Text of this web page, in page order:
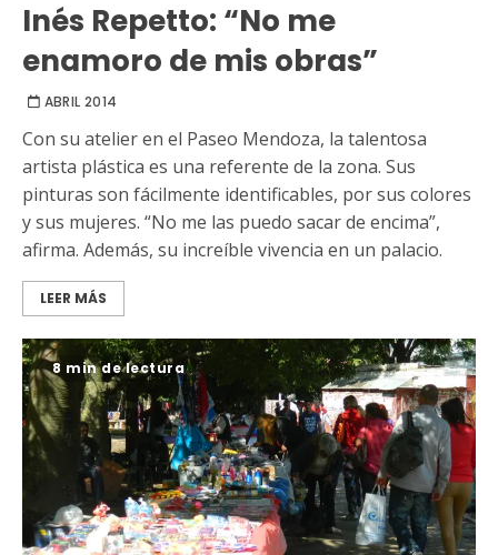
Inés Repetto: “No me
enamoro de mis obras”
ABRIL 2014
Con su atelier en el Paseo Mendoza, la talentosa
artista plástica es una referente de la zona. Sus
pinturas son fácilmente identificables, por sus colores
y sus mujeres. “No me las puedo sacar de encima”,
afirma. Además, su increíble vivencia en un palacio.
LEER MÁS
8 min de lectura